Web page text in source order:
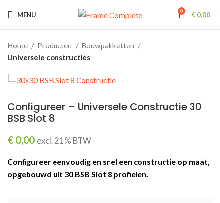
MENU 0 € 0,00
Home Producten
Bouwpakketten
Universele constructies
Configureer – Universele Constructie 30
BSB Slot 8
€ 0,00 excl. 21% BTW
Configureer eenvoudig en snel een constructie op maat,
opgebouwd uit 30 BSB Slot 8 profielen.